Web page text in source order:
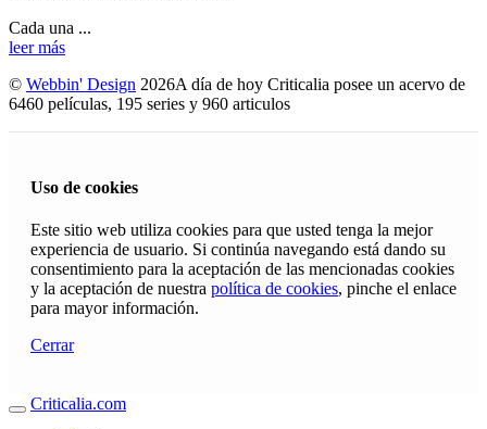
Cada una ...
leer más
© Webbin' Design 2026A día de hoy Criticalia posee un acervo de
6460 películas, 195 series y 960 articulos
Uso de cookies
Este sitio web utiliza cookies para que usted tenga la mejor
experiencia de usuario. Si continúa navegando está dando su
consentimiento para la aceptación de las mencionadas cookies
y la aceptación de nuestra política de cookies, pinche el enlace
para mayor información.
Cerrar
Criticalia.com